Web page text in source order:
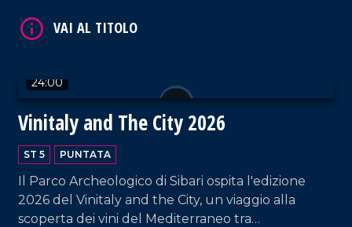
24:00
Vinitaly and The City 2026
ST 5 PUNTATA
Il Parco Archeologico di Sibari ospita l'edizione
2026 del Vinitaly and the City, un viaggio alla
scoperta dei vini del Mediterraneo tra
VAI AL TITOLO